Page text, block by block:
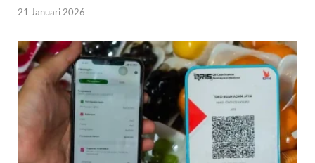
21 Januari 2026